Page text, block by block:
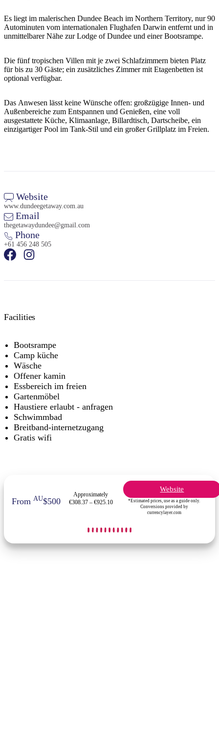
up
Es liegt im malerischen Dundee Beach im Northern Territory, nur 90
Autominuten vom internationalen Flughafen Darwin entfernt und in
unmittelbarer Nähe zur Lodge of Dundee und einer Bootsrampe.
Die fünf tropischen Villen mit je zwei Schlafzimmern bieten Platz
für bis zu 30 Gäste; ein zusätzliches Zimmer mit Etagenbetten ist
optional verfügbar.
Das Anwesen lässt keine Wünsche offen: großzügige Innen- und
Außenbereiche zum Entspannen und Genießen, eine voll
ausgestattete Küche, Klimaanlage, Billardtisch, Dartscheibe, ein
einzigartiger Pool im Tank-Stil und ein großer Grillplatz im Freien.
Website
www.dundeegetaway.com.au
Email
thegetawaydundee@gmail.com
Phone
+61 456 248 505
Facilities
Bootsrampe
Camp küche
Wäsche
Offener kamin
Essbereich im freien
Gartenmöbel
Haustiere erlaubt - anfragen
Schwimmbad
Breitband-internetzugang
Gratis wifi
FromAU$500
Approximately
€308.37 – €925.10
Website
*Estimated prices, use as a guide only.
Conversions provided by
currencylayer.com